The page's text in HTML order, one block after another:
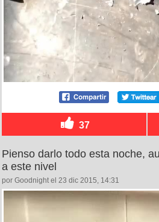
37
Pienso darlo todo esta noche,
a este nivel
por Goodnight el 23 dic 2015, 14:31